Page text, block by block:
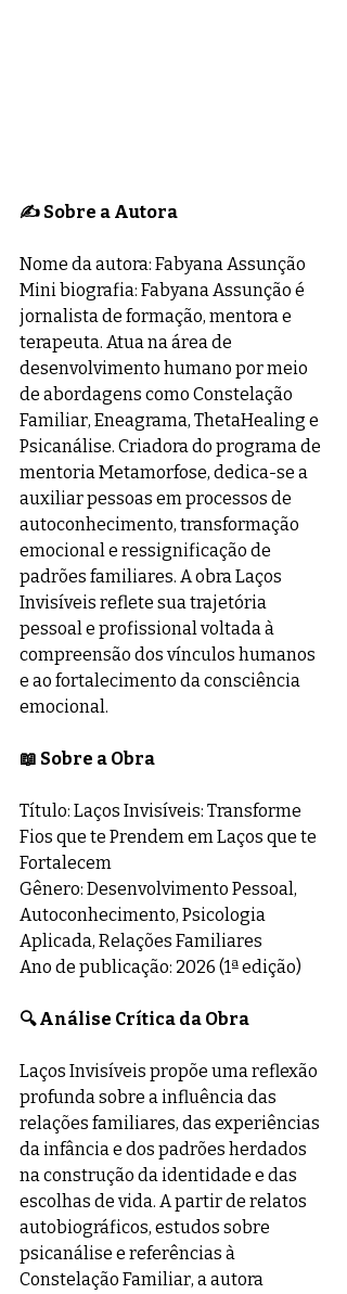
✍️ Sobre a Autora
Nome da autora: Fabyana Assunção
Mini biografia: Fabyana Assunção é
jornalista de formação, mentora e
terapeuta. Atua na área de
desenvolvimento humano por meio
de abordagens como Constelação
Familiar, Eneagrama, ThetaHealing e
Psicanálise. Criadora do programa de
mentoria Metamorfose, dedica-se a
auxiliar pessoas em processos de
autoconhecimento, transformação
emocional e ressignificação de
padrões familiares. A obra Laços
Invisíveis reflete sua trajetória
pessoal e profissional voltada à
compreensão dos vínculos humanos
e ao fortalecimento da consciência
emocional.
📖 Sobre a Obra
Título: Laços Invisíveis: Transforme
Fios que te Prendem em Laços que te
Fortalecem
Gênero: Desenvolvimento Pessoal,
Autoconhecimento, Psicologia
Aplicada, Relações Familiares
Ano de publicação: 2026 (1ª edição)
🔍 Análise Crítica da Obra
Laços Invisíveis propõe uma reflexão
profunda sobre a influência das
relações familiares, das experiências
da infância e dos padrões herdados
na construção da identidade e das
escolhas de vida. A partir de relatos
autobiográficos, estudos sobre
psicanálise e referências à
Constelação Familiar, a autora